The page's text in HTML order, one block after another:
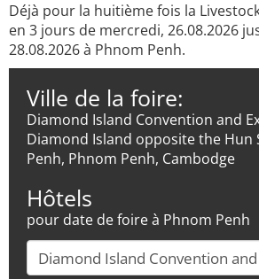
Déjà pour la huitième fois la
en 3 jours de mercredi, 26.08.2026
28.08.2026 à Phnom Penh.
Ville de la foire:
Diamond Island Convention and
Diamond Island opposite the Hun
Penh, Phnom Penh, Cambodge
Hôtels
pour date de foire à Phnom Penh